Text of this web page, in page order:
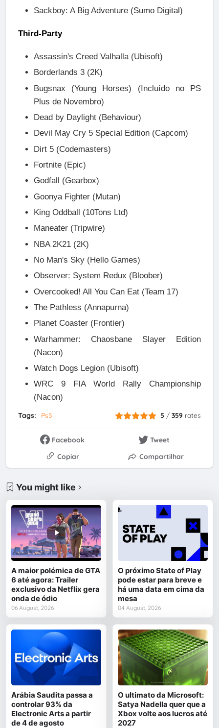
Sackboy: A Big Adventure (Sumo Digital)
Third-Party
Assassin's Creed Valhalla (Ubisoft)
Borderlands 3 (2K)
Bugsnax (Young Horses) (Incluído no PS
Plus de Novembro)
Dead by Daylight (Behaviour)
Devil May Cry 5 Special Edition (Capcom)
Dirt 5 (Codemasters)
Fortnite (Epic)
Godfall (Gearbox)
Goonya Fighter (Mutan)
King Oddball (10Tons Ltd)
Maneater (Tripwire)
NBA 2K21 (2K)
No Man's Sky (Hello Games)
Observer: System Redux (Bloober)
Overcooked! All You Can Eat (Team 17)
The Pathless (Annapurna)
Planet Coaster (Frontier)
Warhammer: Chaosbane Slayer Edition
(Nacon)
Watch Dogs Legion (Ubisoft)
WRC 9 FIA World Rally Championship
(Nacon)
Tags: Ps5 5 /359 rates
Facebook
Tweet
Copiar
Compartilhar
You might like
A maior polémica de GTA
6 até agora: Trailer
exclusivo da Netflix gera
onda de ódio
06 August, 2026
O próximo State of Play
pode estar para breve e
há uma data em cima da
mesa
04 August, 2026
Arábia Saudita passa a
controlar 93% da
Electronic Arts a partir
de 4 de agosto
O ultimato da Microsoft:
Satya Nadella quer que a
Xbox volte aos lucros até
2027